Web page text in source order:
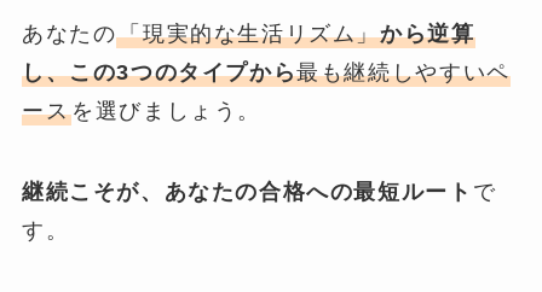
あなたの「現実的な生活リズム」から逆算
し、この3つのタイプから最も継続しやすいペ
ースを選びましょう。
継続こそが、あなたの合格への最短ルート で
す。